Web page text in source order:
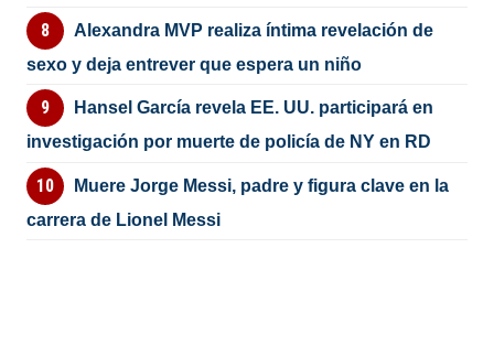
Alexandra MVP realiza íntima revelación de
sexo y deja entrever que espera un niño
Hansel García revela EE. UU. participará en
investigación por muerte de policía de NY en RD
Muere Jorge Messi, padre y figura clave en la
carrera de Lionel Messi